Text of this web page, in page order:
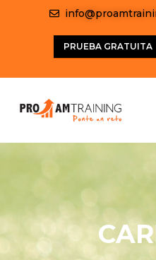
PRUEBA GRATUITA